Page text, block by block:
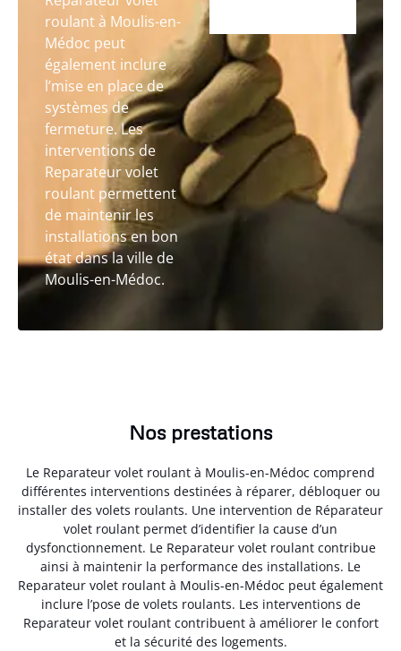
roulant à Moulis-en-
Médoc peut
également inclure
l’mise en place de
systèmes de
fermeture. Les
interventions de
Reparateur volet
roulant permettent
de maintenir les
installations en bon
état dans la ville de
Moulis-en-Médoc.
Nos prestations
Le Reparateur volet roulant à Moulis-en-Médoc comprend
différentes interventions destinées à réparer, débloquer ou
installer des volets roulants. Une intervention de Réparateur
volet roulant permet d’identifier la cause d’un
dysfonctionnement. Le Reparateur volet roulant contribue
ainsi à maintenir la performance des installations. Le
Reparateur volet roulant à Moulis-en-Médoc peut également
inclure l’pose de volets roulants. Les interventions de
Reparateur volet roulant contribuent à améliorer le confort
et la sécurité des logements.